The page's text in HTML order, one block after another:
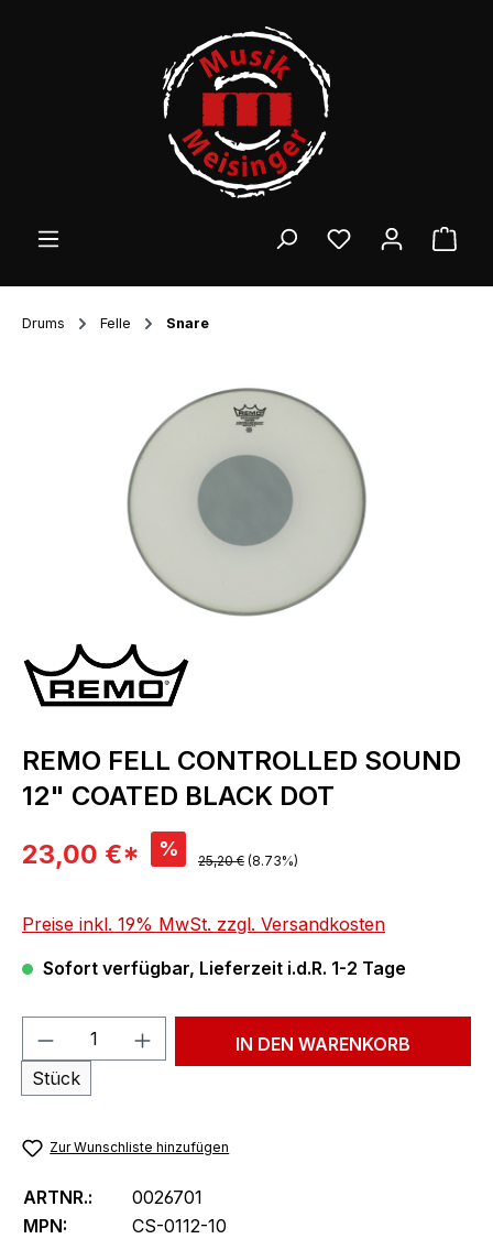
Drums Felle Snare
Bildergalerie überspringen
REMO FELL CONTROLLED SOUND
12" COATED BLACK DOT
Verkaufspreis:
23,00 €* % Regulärer Preis:
25,20 € (8.73%)
Preise inkl. 19% MwSt. zzgl. Versandkosten
Sofort verfügbar, Lieferzeit i.d.R. 1-2 Tage
Produkt Anzahl: Gib den
Stück
IN DEN WARENKORB
Zur Wunschliste hinzufügen
ARTNR.:
0026701
MPN:
CS-0112-10